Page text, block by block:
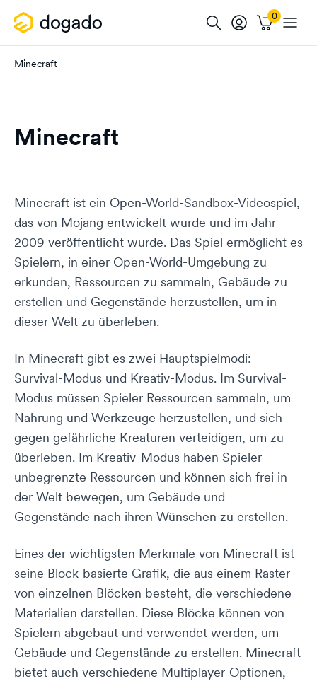
Minecraft
Minecraft
Minecraft ist ein Open-World-Sandbox-Videospiel,
das von Mojang entwickelt wurde und im Jahr
2009 veröffentlicht wurde. Das Spiel ermöglicht es
Spielern, in einer Open-World-Umgebung zu
erkunden, Ressourcen zu sammeln, Gebäude zu
erstellen und Gegenstände herzustellen, um in
dieser Welt zu überleben.
In Minecraft gibt es zwei Hauptspielmodi:
Survival-Modus und Kreativ-Modus. Im Survival-
Modus müssen Spieler Ressourcen sammeln, um
Nahrung und Werkzeuge herzustellen, und sich
gegen gefährliche Kreaturen verteidigen, um zu
überleben. Im Kreativ-Modus haben Spieler
unbegrenzte Ressourcen und können sich frei in
der Welt bewegen, um Gebäude und
Gegenstände nach ihren Wünschen zu erstellen.
Eines der wichtigsten Merkmale von Minecraft ist
seine Block-basierte Grafik, die aus einem Raster
von einzelnen Blöcken besteht, die verschiedene
Materialien darstellen. Diese Blöcke können von
Spielern abgebaut und verwendet werden, um
Gebäude und Gegenstände zu erstellen. Minecraft
bietet auch verschiedene Multiplayer-Optionen,